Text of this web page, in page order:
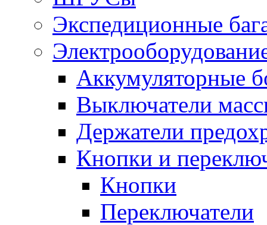
Экспедиционные
Аккумуляторные
Выключатели
Держатели
Кнопки и
Кнопки
Переключатели